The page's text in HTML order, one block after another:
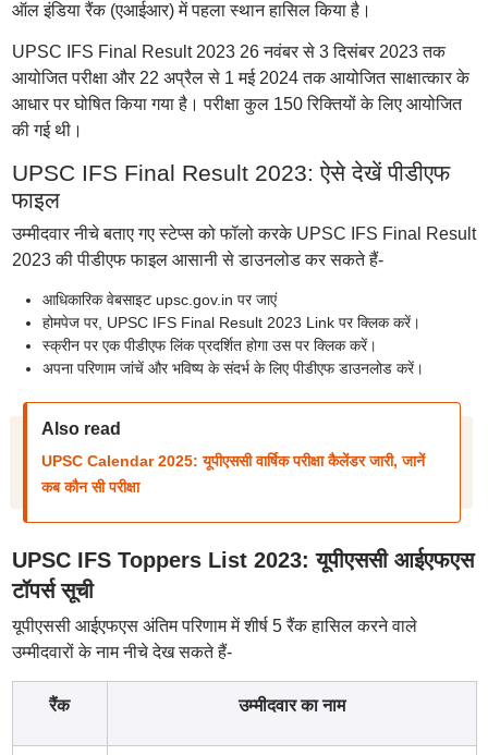
ऑल इंडिया रैंक (एआईआर) में पहला स्थान हासिल किया है।
UPSC IFS Final Result 2023 26 नवंबर से 3 दिसंबर 2023 तक
आयोजित परीक्षा और 22 अप्रैल से 1 मई 2024 तक आयोजित साक्षात्कार के
आधार पर घोषित किया गया है। परीक्षा कुल 150 रिक्तियों के लिए आयोजित
की गई थी।
UPSC IFS Final Result 2023: ऐसे देखें पीडीएफ
फाइल
उम्मीदवार नीचे बताए गए स्टेप्स को फॉलो करके UPSC IFS Final Result
2023 की पीडीएफ फाइल आसानी से डाउनलोड कर सकते हैं-
आधिकारिक वेबसाइट upsc.gov.in पर जाएं
होमपेज पर, UPSC IFS Final Result 2023 Link पर क्लिक करें।
स्क्रीन पर एक पीडीएफ लिंक प्रदर्शित होगा उस पर क्लिक करें।
अपना परिणाम जांचें और भविष्य के संदर्भ के लिए पीडीएफ डाउनलोड करें।
Also read
UPSC Calendar 2025: यूपीएससी वार्षिक परीक्षा कैलेंडर जारी, जानें
कब कौन सी परीक्षा
UPSC IFS Toppers List 2023: यूपीएससी आईएफएस
टॉपर्स सूची
यूपीएससी आईएफएस अंतिम परिणाम में शीर्ष 5 रैंक हासिल करने वाले
उम्मीदवारों के नाम नीचे देख सकते हैं-
रैंक उम्मीदवार का नाम